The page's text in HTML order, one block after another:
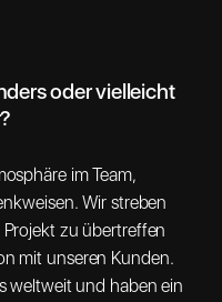
oder vielleicht
im Team,
Wir streben
zu übertreffen
mit unseren Kunden.
weltweit und haben ein